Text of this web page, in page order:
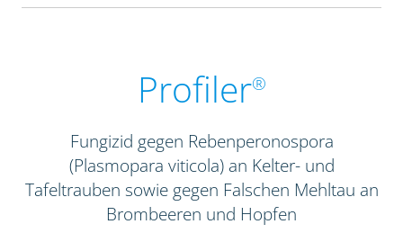
Profiler®
Fungizid gegen Rebenperonospora
(Plasmopara viticola) an Kelter- und
Tafeltrauben sowie gegen Falschen Mehltau an
Brombeeren und Hopfen